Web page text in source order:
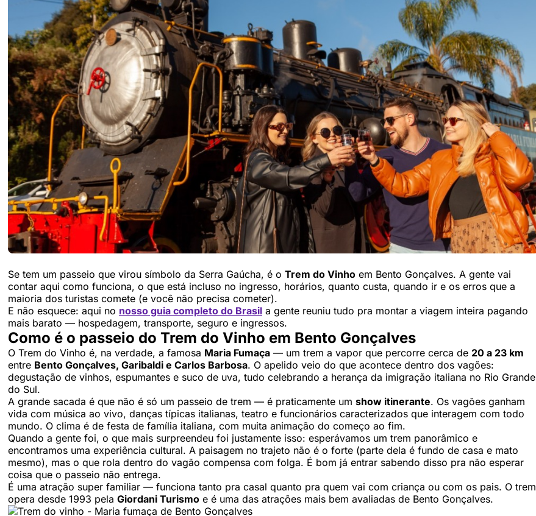
Se tem um passeio que virou símbolo da Serra Gaúcha, é o Trem do Vinho em Bento Gonçalves. A gente vai
contar aqui como funciona, o que está incluso no ingresso, horários, quanto custa, quando ir e os erros que a
maioria dos turistas comete (e você não precisa cometer).
E não esquece: aqui no nosso guia completo do Brasil a gente reuniu tudo pra montar a viagem inteira pagando
mais barato — hospedagem, transporte, seguro e ingressos.
Como é o passeio do Trem do Vinho em Bento Gonçalves
O Trem do Vinho é, na verdade, a famosa Maria Fumaça — um trem a vapor que percorre cerca de 20 a 23 km
entre Bento Gonçalves, Garibaldi e Carlos Barbosa. O apelido veio do que acontece dentro dos vagões:
degustação de vinhos, espumantes e suco de uva, tudo celebrando a herança da imigração italiana no Rio Grande
do Sul.
A grande sacada é que não é só um passeio de trem — é praticamente um show itinerante. Os vagões ganham
vida com música ao vivo, danças típicas italianas, teatro e funcionários caracterizados que interagem com todo
mundo. O clima é de festa de família italiana, com muita animação do começo ao fim.
Quando a gente foi, o que mais surpreendeu foi justamente isso: esperávamos um trem panorâmico e
encontramos uma experiência cultural. A paisagem no trajeto não é o forte (parte dela é fundo de casa e mato
mesmo), mas o que rola dentro do vagão compensa com folga. É bom já entrar sabendo disso pra não esperar
coisa que o passeio não entrega.
É uma atração super familiar — funciona tanto pra casal quanto pra quem vai com criança ou com os pais. O trem
opera desde 1993 pela Giordani Turismo e é uma das atrações mais bem avaliadas de Bento Gonçalves.